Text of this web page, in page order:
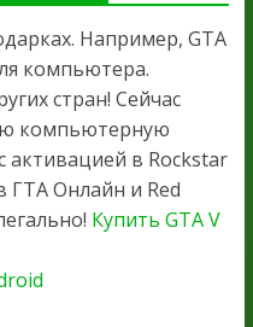
Например, GTA
компьютера.
стран! Сейчас
компьютерную
активацией в Rockstar
ГТА Онлайн и Red
Купить GTA V